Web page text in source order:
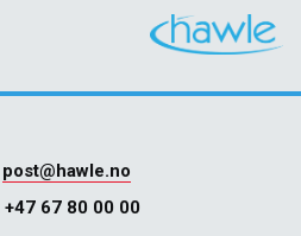
post@hawle.no
+47 67 80 00 00